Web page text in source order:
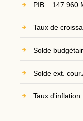
PIB : 147 960
Taux de
Solde
Solde ext.
Taux d'inflation